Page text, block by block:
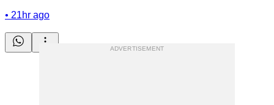
• 21hr ago
ADVERTISEMENT